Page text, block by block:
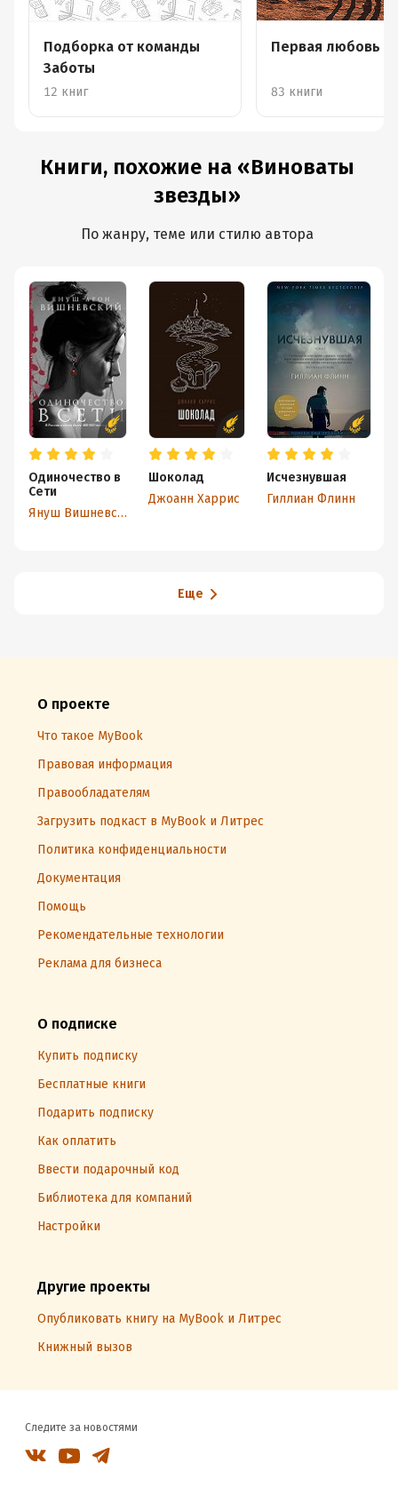
Подборка от команды
Заботы
12 книг
Первая любовь
83 книги
Книги, похожие на «Виноваты
звезды»
По жанру, теме или стилю автора
Одиночество в
Сети
Януш Вишневский
Шоколад
Джоанн Харрис
Исчезнувшая
Гиллиан Флинн
Еще
О проекте
Что такое MyBook
Правовая информация
Правообладателям
Загрузить подкаст в MyBook и Литрес
Политика конфиденциальности
Документация
Помощь
Рекомендательные технологии
Реклама для бизнеса
О подписке
Купить подписку
Бесплатные книги
Подарить подписку
Как оплатить
Ввести подарочный код
Библиотека для компаний
Настройки
Другие проекты
Опубликовать книгу на MyBook и Литрес
Книжный вызов
Следите за новостями